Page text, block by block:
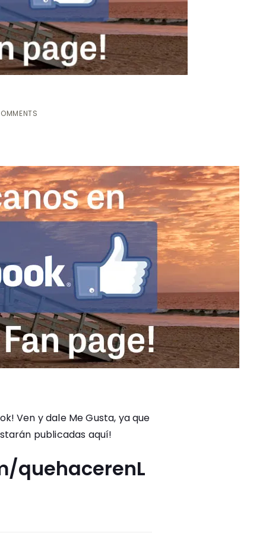
Ven y dale Me Gusta, ya que
publicadas aquí!
quehacerenL